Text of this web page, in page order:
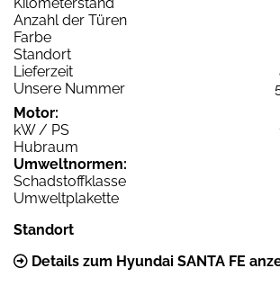
Anzahl der Türen
Farbe
Standort
Lieferzeit
Unsere Nummer
Motor:
kW / PS
Hubraum
Umweltnormen:
Schadstoffklasse
Umweltplakette
Standort
Details zum Hyundai SANTA FE